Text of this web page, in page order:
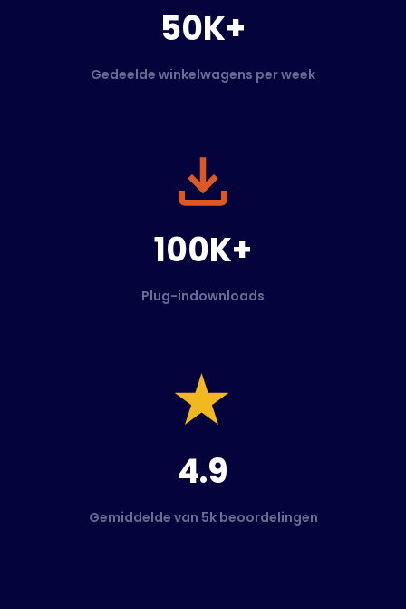
50K+
Gedeelde winkelwagens per week
100K+
Plug-indownloads
4.9
Gemiddelde van 5k beoordelingen